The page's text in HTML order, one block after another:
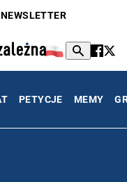
NEWSLETTER
PETYCJE MEMY